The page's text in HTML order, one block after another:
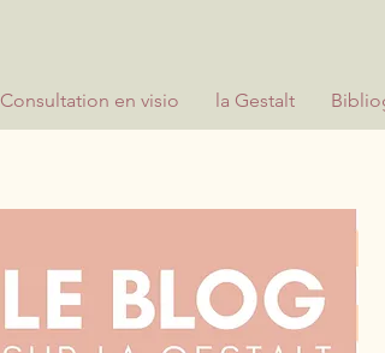
Consultation en visio la Gestalt